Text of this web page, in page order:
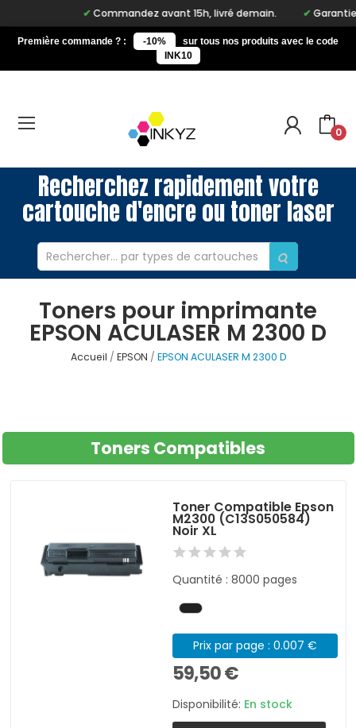
Commandez avant 15h, livré demain. Garantie
Première commande ? : -10%
sur tous nos produits avec le code
INK10
0
Recherchez rapidement votre
cartouche d'encre ou toner laser
Toners pour imprimante
EPSON ACULASER M 2300 D
Accueil EPSON EPSON ACULASER M 2300 D
Toners Compatibles
Toner Compatible Epson
M2300 (C13S050584)
Noir XL
Quantité : 8000 pages
Prix par page : 0.007 €
59,50 €
Disponibilité: En stock